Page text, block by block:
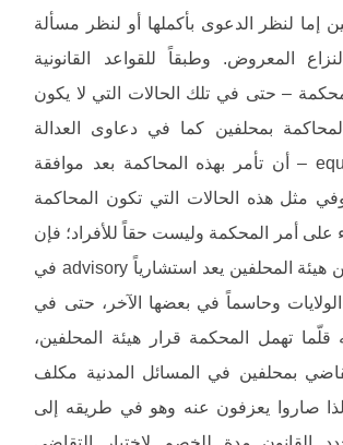
إما لنظر الدعوى بأكملها أو لنظر مسألة
المعروض. وطبقاً للقواعد القانونية
– حتى في تلك الحالات التي لا يكون
بمحلفين كما في دعاوى العدالة
والإنصاف[ر] equity – أن تأمر بهذه المحاكمة بعد موافقة
مثل هذه الحالات التي تكون المحاكمة
على أمر المحكمة وليست حقاً للأفراد؛ فإن
القرار الصادر عن هيئة المحلفين يعد استشارياً advisory في
وحاسماً في بعضها الآخر، حتى في
قلّما تهمل المحكمة قرار هيئة المحلفين،
بمحلفين في المسائل المدنية مكلف
لذا صاروا يعزفون عنه وهو في طريقه إلى